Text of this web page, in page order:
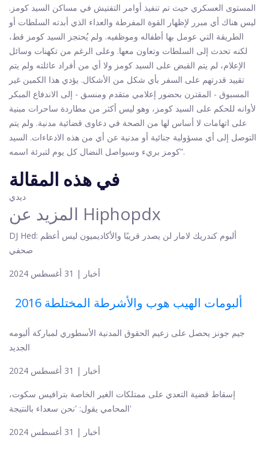
المستوى العسكري حيث تم تنفيذ أوامر التفتيش في مساكن السيد كومز.
ليس هناك أي مبرر لإظهار القوة المفرطة والعداء الذي أبدته السلطات أو
الطريقة التي عومل بها أطفاله وموظفيه. ولم يُحتجز السيد كومز قط،
لكنه تحدث إلى السلطات وتعاون معها. وعلى الرغم من تكهنات وسائل
الإعلام، لم يتم القبض على السيد كومز ولا أي من أفراد عائلته ولم يتم
تقييد قدرتهم على السفر بأي شكل من الأشكال. يؤدي هذا الكمين غير
المسبوق - المقترن بحضور إعلامي متقدم ومنسق - إلى الاندفاع المبكر
لأوانه للحكم على السيد كومز، وهو ليس أكثر من مطاردة ساحرات مبنية
على اتهامات لا أساس لها من الصحة في دعاوى قضائية مدنية. ولم يتم
التوصل إلى أي مسؤولية جنائية أو مدنية عن أي من هذه الادعاءات. السيد
كومز بريء وسيواصل النضال كل يوم لتبرئة اسمه”.
في هذه المقالة
ديدي
المزيد عن Hiphopdx
DJ Hed: ألبوم كندريك لامار لن يصدر قريبًا والأكاديميون ليس أعظم
صحفي
أخبار | 31 أغسطس 2024
2016 ألبومات الهيب هوب والأشرطة المختلطة
جيم جونز يحصل على زعيم الحقوق المدنية الأسطوري لمباركة ألبومه
الجديد
أخبار | 31 أغسطس 2024
إسقاط قضية التعدي على ممتلكات الغير الخاصة بترافيس سكوت،
المحامي يقول: 'نحن سعداء بالنتيجة'
أخبار | 31 أغسطس 2024